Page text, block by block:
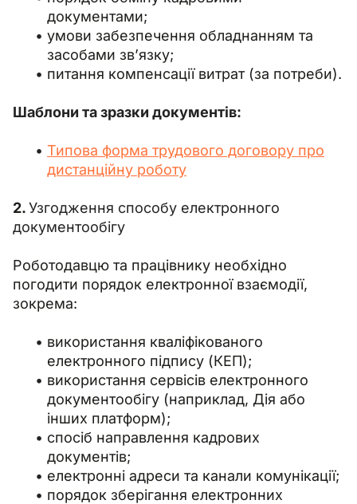
документами;
умови забезпечення обладнанням та
засобами зв’язку;
питання компенсації витрат (за потреби).
Шаблони та зразки документів:
Типова форма трудового договору про
дистанційну роботу
2. Узгодження способу електронного
документообігу
Роботодавцю та працівнику необхідно
погодити порядок електронної взаємодії,
зокрема:
використання кваліфікованого
електронного підпису (КЕП);
використання сервісів електронного
документообігу (наприклад, Дія або
інших платформ);
спосіб направлення кадрових
документів;
електронні адреси та канали комунікації;
порядок зберігання електронних